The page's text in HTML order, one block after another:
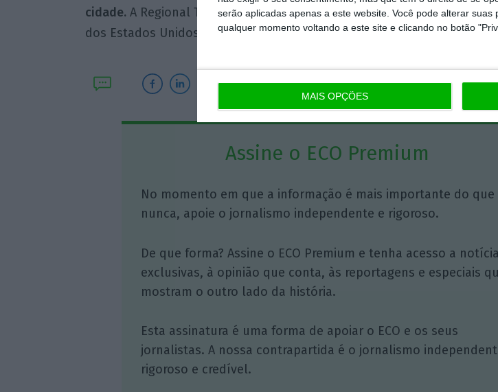
serão aplicadas apenas a este website. Você pode alterar
qualquer momento voltando a este site e clicando no botão
MAIS OPÇÕES
cidade. A Regional Transportation District de Denver foi a primeira
dos Estados Unidos a participar neste novo serviço.
Assine o ECO Premium
No momento em que a informação é mais importante do que
nunca, apoie o jornalismo independente e rigoroso.
De que forma? Assine o ECO Premium e tenha acesso a
exclusivas, à opinião que conta, às reportagens e especiais
mostram o outro lado da história.
Esta assinatura é uma forma de apoiar o ECO e os seus
jornalistas. A nossa contrapartida é o jornalismo
rigoroso e credível.